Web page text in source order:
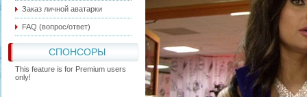
Заказ личной аватарки
FAQ (вопрос/ответ)
СПОНСОРЫ
This feature is for Premium users
only!